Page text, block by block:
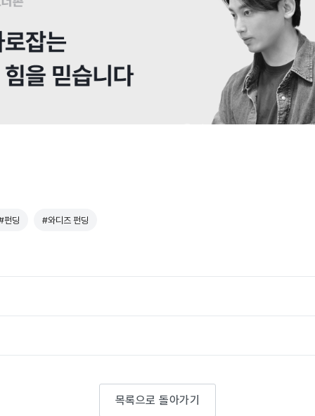
펀딩 #와디즈 펀딩
목록으로 돌아가기